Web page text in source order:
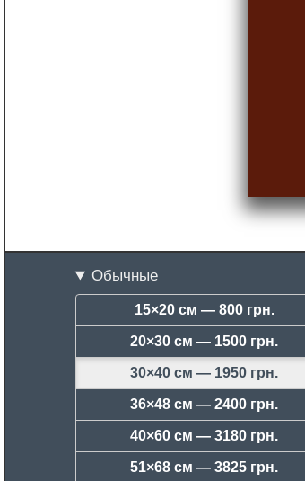
Обычные
15×20 см — 800 грн.
20×30 см — 1500 грн.
30×40 см — 1950 грн.
36×48 см —2400 грн.
40×60 см —3180 грн.
51×68 см —3825 грн.